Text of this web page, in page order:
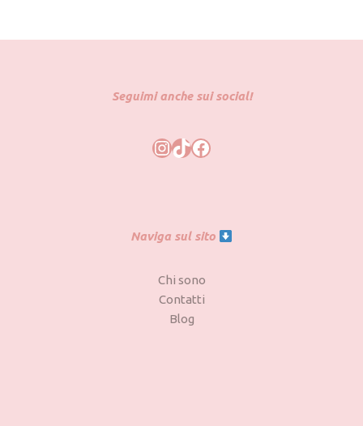
Seguimi anche sui social!
Naviga sul sito
Chi sono
Contatti
Blog